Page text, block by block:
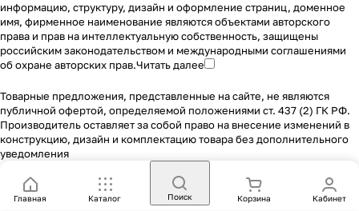
информацию, структуру, дизайн и оформление страниц, доменное
имя, фирменное наименование являются объектами авторского
права и прав на интеллектуальную собственность, защищены
российским законодательством и международными соглашениями
об охране авторских прав.Читать далее
Товарные предложения, представленные на сайте, не являются
публичной офертой, определяемой положениями ст. 437 (2) ГК РФ.
Производитель оставляет за собой право на внесение изменений в
конструкцию, дизайн и комплектацию товара без дополнительного
уведомления
Главная Каталог Поиск Корзина Кабинет